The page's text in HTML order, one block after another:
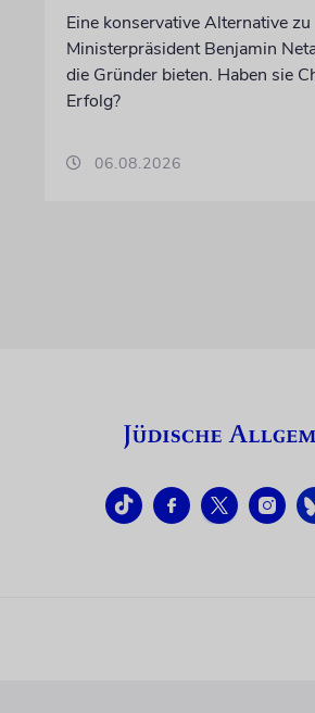
Eine konservative Alternative zu
Ministerpräsident Benjamin
die Gründer bieten. Haben sie
Erfolg?
06.08.2026